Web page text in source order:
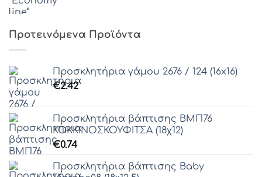
Προτεινόμενα Προϊόντα
Προσκλητήρια γάμου 2676 / 124 (16x16)
€2.42
Προσκλητήρια βάπτισης ΒΜΠ76
ΚΟΚΚΙΝΟΣΚΟΥΦΙΤΣΑ (18χ12)
€0.74
Προσκλητήρια βάπτισης Baby